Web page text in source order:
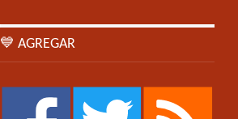
💙 AGREGAR